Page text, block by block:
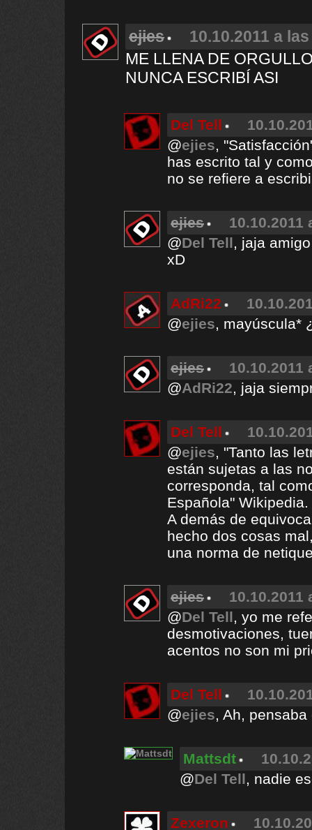
ejies
10.10.2011 a
ME LLENA DE
NUNCA ESCRIBÍ ASI
Del Tell
@ejies,
has escrito tal y
no se refiere a
ejies
10.10.2011
@Del Tell, jaja
xD
AdRi22
@ejies, mayúscula*
ejies
10.10.2011
@AdRi22, jaja
Del Tell
@ejies, "Tanto las
están sujetas a las
corresponda, tal
Española" Wikipedia.
A demás de
hecho dos cosas
una norma de
ejies
10.10.2011
@Del Tell, yo me
desmotivaciones,
acentos no son mi
Del Tell
@ejies, Ah,
Mattsdt
@Del Tell, nadie
Zexeron